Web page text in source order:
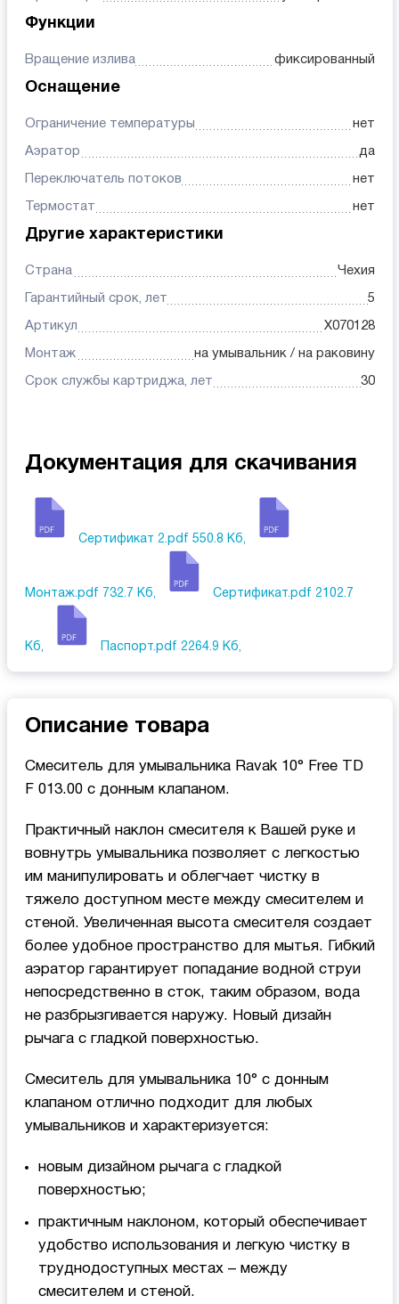
Функции
Вращение излива фиксированный
Оснащение
Ограничение температуры нет
Аэратор да
Переключатель потоков нет
Термостат нет
Другие характеристики
Страна Чехия
Гарантийный срок, лет 5
Артикул X070128
Монтаж на умывальник / на раковину
Срок службы картриджа, лет 30
Документация для скачивания
Сертификат 2.pdf 550.8 Кб,
Монтаж.pdf 732.7 Кб, Сертификат.pdf 2102.7
Кб, Паспорт.pdf 2264.9 Кб,
Описание товара
Смеситель для умывальника Ravak 10° Free TD
F 013.00 с донным клапаном.
Практичный наклон смесителя к Вашей руке и
вовнутрь умывальника позволяет с легкостью
им манипулировать и облегчает чистку в
тяжело доступном месте между смесителем и
стеной. Увеличенная высота смесителя создает
более удобное пространство для мытья. Гибкий
аэратор гарантирует попадание водной струи
непосредственно в сток, таким образом, вода
не разбрызгивается наружу. Новый дизайн
рычага с гладкой поверхностью.
Смеситель для умывальника 10° с донным
клапаном отлично подходит для любых
умывальников и характеризуется:
новым дизайном рычага с гладкой
поверхностью;
практичным наклоном, который обеспечивает
удобство использования и легкую чистку в
труднодоступных местах – между
смесителем и стеной.